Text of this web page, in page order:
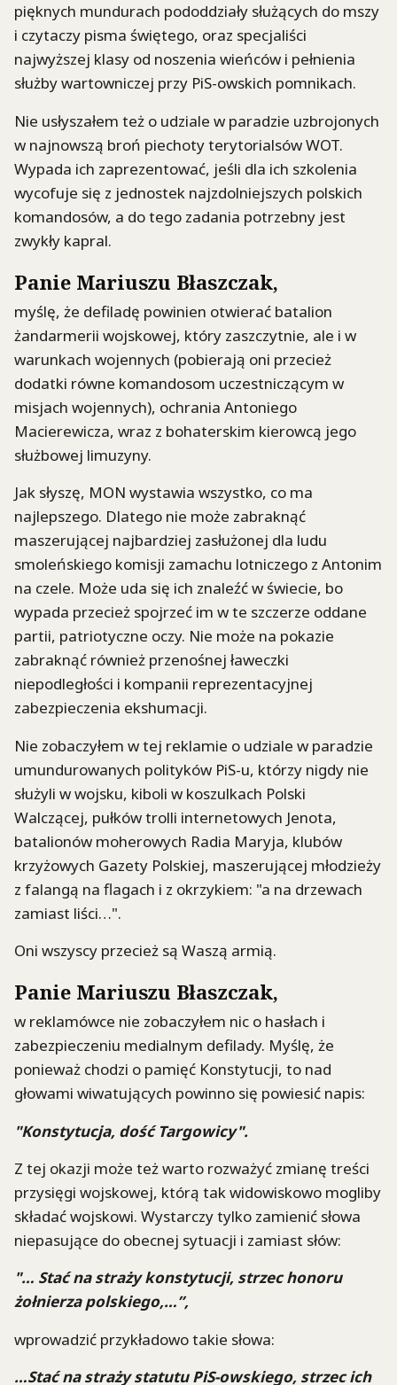
pięknych mundurach pododdziały służących do mszy
i czytaczy pisma świętego, oraz specjaliści
najwyższej klasy od noszenia wieńców i pełnienia
służby wartowniczej przy PiS-owskich pomnikach.
Nie usłyszałem też o udziale w paradzie uzbrojonych
w najnowszą broń piechoty terytorialsów WOT.
Wypada ich zaprezentować, jeśli dla ich szkolenia
wycofuje się z jednostek najzdolniejszych polskich
komandosów, a do tego zadania potrzebny jest
zwykły kapral.
Panie Mariuszu Błaszczak,
myślę, że defiladę powinien otwierać batalion
żandarmerii wojskowej, który zaszczytnie, ale i w
warunkach wojennych (pobierają oni przecież
dodatki równe komandosom uczestniczącym w
misjach wojennych), ochrania Antoniego
Macierewicza, wraz z bohaterskim kierowcą jego
służbowej limuzyny.
Jak słyszę, MON wystawia wszystko, co ma
najlepszego. Dlatego nie może zabraknąć
maszerującej najbardziej zasłużonej dla ludu
smoleńskiego komisji zamachu lotniczego z Antonim
na czele. Może uda się ich znaleźć w świecie, bo
wypada przecież spojrzeć im w te szczerze oddane
partii, patriotyczne oczy. Nie może na pokazie
zabraknąć również przenośnej ławeczki
niepodległości i kompanii reprezentacyjnej
zabezpieczenia ekshumacji.
Nie zobaczyłem w tej reklamie o udziale w paradzie
umundurowanych polityków PiS-u, którzy nigdy nie
służyli w wojsku, kiboli w koszulkach Polski
Walczącej, pułków trolli internetowych Jenota,
batalionów moherowych Radia Maryja, klubów
krzyżowych Gazety Polskiej, maszerującej młodzieży
z falangą na flagach i z okrzykiem: "a na drzewach
zamiast liści…".
Oni wszyscy przecież są Waszą armią.
Panie Mariuszu Błaszczak,
w reklamówce nie zobaczyłem nic o hasłach i
zabezpieczeniu medialnym defilady. Myślę, że
ponieważ chodzi o pamięć Konstytucji, to nad
głowami wiwatujących powinno się powiesić napis:
"Konstytucja, dość Targowicy".
Z tej okazji może też warto rozważyć zmianę treści
przysięgi wojskowej, którą tak widowiskowo mogliby
składać wojskowi. Wystarczy tylko zamienić słowa
niepasujące do obecnej sytuacji i zamiast słów:
"… Stać na straży konstytucji, strzec honoru
żołnierza polskiego,…”,
wprowadzić przykładowo takie słowa:
…Stać na straży statutu PiS-owskiego, strzec ich